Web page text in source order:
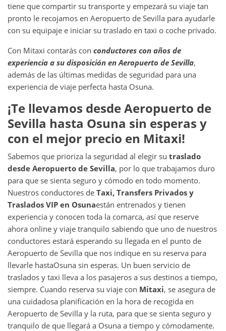
tiene que compartir su transporte y empezará su viaje tan
pronto le recojamos en Aeropuerto de Sevilla para ayudarle
con su equipaje e iniciar su traslado en taxi o coche privado.
Con Mitaxi contarás con conductores con años de
experiencia a su disposición enAeropuerto de Sevilla,
además de las últimas medidas de seguridad para una
experiencia de viaje perfecta hasta Osuna.
¡Te llevamos desdeAeropuerto de
Sevilla hasta Osuna sin esperas y
con el mejor precio en Mitaxi!
Sabemos que prioriza la seguridad al elegir su traslado
desde Aeropuerto de Sevilla, por lo que trabajamos duro
para que se sienta seguro y cómodo en todo momento.
Nuestros conductores de Taxi, Transfers Privados y
Traslados VIP en Osunaestán entrenados y tienen
experiencia y conocen toda la comarca, así que reserve
ahora online y viaje tranquilo sabiendo que uno de nuestros
conductores estará esperando su llegada en el punto de
Aeropuerto de Sevilla que nos indique en su reserva para
llevarle hastaOsuna sin esperas. Un buen servicio de
traslados y taxi lleva a los pasajeros a sus destinos a tiempo,
siempre. Cuando reserva su viaje con Mitaxi, se asegura de
una cuidadosa planificación en la hora de recogida en
Aeropuerto de Sevilla y la ruta, para que se sienta seguro y
tranquilo de que llegará a Osuna a tiempo y cómodamente.